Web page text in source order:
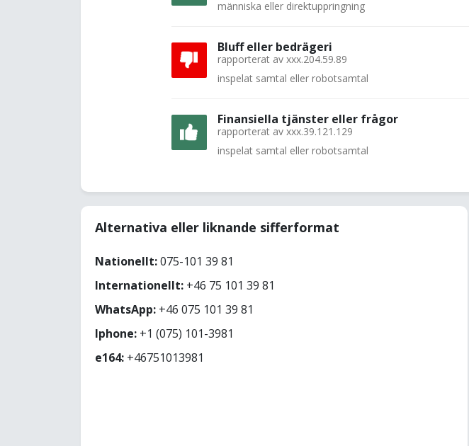
människa eller direktuppringning
Bluff eller bedrägeri
rapporterat av xxx.204.59.89
inspelat samtal eller robotsamtal
Finansiella tjänster eller frågor
rapporterat av xxx.39.121.129
inspelat samtal eller robotsamtal
Alternativa eller liknande sifferformat
Nationellt:075-101 39 81
Internationellt: +46 75 101 39 81
WhatsApp: +46 075 101 39 81
Iphone: +1 (075) 101-3981
e164: +46751013981